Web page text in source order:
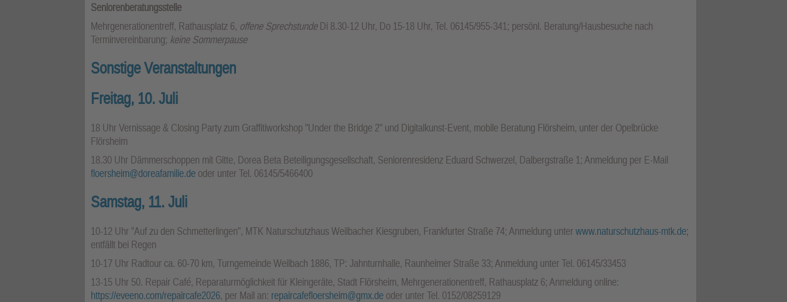
Seniorenberatungsstelle
Mehrgenerationentreff, Rathausplatz 6, offene SprechstundeDi 8.30-12 Uhr, Do 15-18 Uhr, Tel. 06145/955-341; persönl. Beratung/Hausbesuche nach
Terminvereinbarung; keine Sommerpause
Sonstige Veranstaltungen
Freitag, 10. Juli
18 Uhr Vernissage & Closing Party zum Graffitiworkshop "Under the Bridge 2" und Digitalkunst-Event, mobile Beratung Flörsheim, unter der Opelbrücke
Flörsheim
18.30 Uhr Dämmerschoppen mit Gitte, Dorea Beta Beteiligungsgesellschaft, Seniorenresidenz Eduard Schwerzel, Dalbergstraße 1; Anmeldung per E-Mail
floersheim@doreafamilie.de oder unter Tel. 06145/5466400
Samstag, 11. Juli
10-12 Uhr "Auf zu den Schmetterlingen", MTK Naturschutzhaus Weilbacher Kiesgruben, Frankfurter Straße 74; Anmeldung unterwww.naturschutzhaus-mtk.de;
entfällt bei Regen
10-17 Uhr Radtour ca. 60-70 km, Turngemeinde Weilbach 1886, TP: Jahnturnhalle, Raunheimer Straße 33; Anmeldung unter Tel. 06145/33453
13-15 Uhr 50. Repair Café, Reparaturmöglichkeit für Kleingeräte, Stadt Flörsheim, Mehrgenerationentreff, Rathausplatz 6; Anmeldung online:
https://eveeno.com/repaircafe2026, per Mail an: repaircafefloersheim@gmx.de oder unter Tel. 0152/08259129